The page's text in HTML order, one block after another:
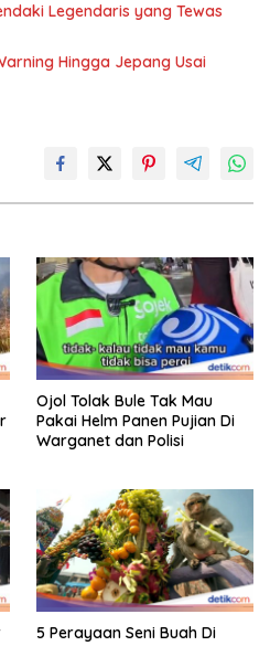
Legendaris yang Tewas
Hingga Jepang Usai
Ojol Tolak Bule Tak Mau
Pakai Helm Panen Pujian Di
Warganet dan Polisi
5 Perayaan Seni Buah Di